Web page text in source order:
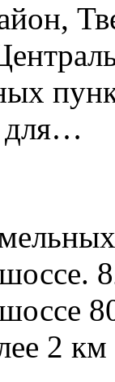
для…
2